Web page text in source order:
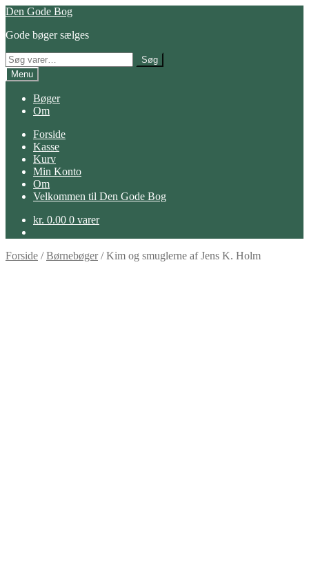
Spring
navigation
Spring
indhold
Den Gode Bog
Gode bøger sælges
Søg
efter:
Søg
Menu
Bøger
Om
Forside
Kasse
Kurv
Min Konto
Om
Velkommen til Den Gode Bog
kr. 0.00 0 varer
Forside /Børnebøger/Kim og smuglerne af Jens K. Holm